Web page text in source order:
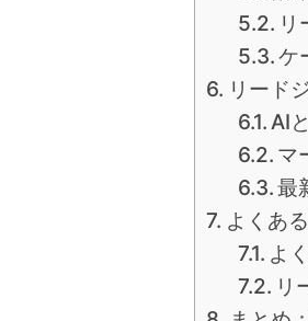
リ
ケ
リード
AI
マ
最
よくあ
よ
リ